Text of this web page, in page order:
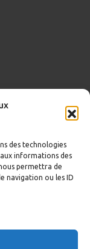
des technologies
informations des
permettra de
navigation ou les ID